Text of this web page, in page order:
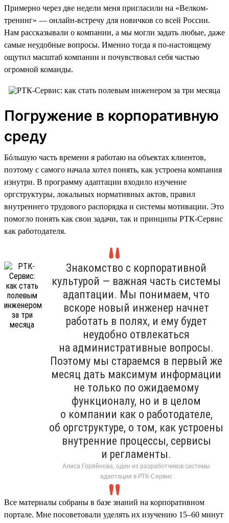
Примерно через две недели меня пригласили на «Велком-
тренинг» — онлайн-встречу для новичков со всей России.
Нам рассказывали о компании, а мы могли задать любые, даже
самые неудобные вопросы. Именно тогда я по-настоящему
ощутил масштаб компании и почувствовал себя частью
огромной команды.
Погружение в корпоративную
среду
Бóльшую часть времени я работаю на объектах клиентов,
поэтому с самого начала хотел понять, как устроена компания
изнутри. В программу адаптации входило изучение
оргструктуры, локальных нормативных актов, правил
внутреннего трудового распорядка и системы мотивации. Это
помогло понять как свои задачи, так и принципы РТК-Сервис
как работодателя.
Знакомство с корпоративной
культурой — важная часть системы
адаптации. Мы понимаем, что
вскоре новый инженер начнет
работать в полях, и ему будет
неудобно отвлекаться
на административные вопросы.
Поэтому мы стараемся в первый же
месяц дать максимум информации
не только по ожидаемому
функционалу, но и в целом
о компании как о работодателе,
об оргструктуре, о том, как устроены
внутренние процессы, сервисы
и регламенты.
Алиса Горяйнова, один из разработчиков системы
адаптации в РТК-Сервис
Все материалы собраны в базе знаний на корпоративном
портале. Мне посоветовали уделять их изучению 15–60 минут